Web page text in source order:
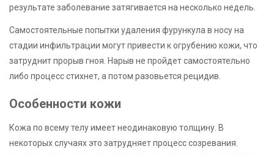
результате заболевание затягивается на несколько недель.
Самостоятельные попытки удаления фурункула в носу на
стадии инфильтрации могут привести к огрубению кожи, что
затруднит прорыв гноя. Нарыв не пройдет самостоятельно
либо процесс стихнет, а потом разовьется рецидив.
Особенности кожи
Кожа по всему телу имеет неодинаковую толщину. В
некоторых случаях это затрудняет процесс созревания.